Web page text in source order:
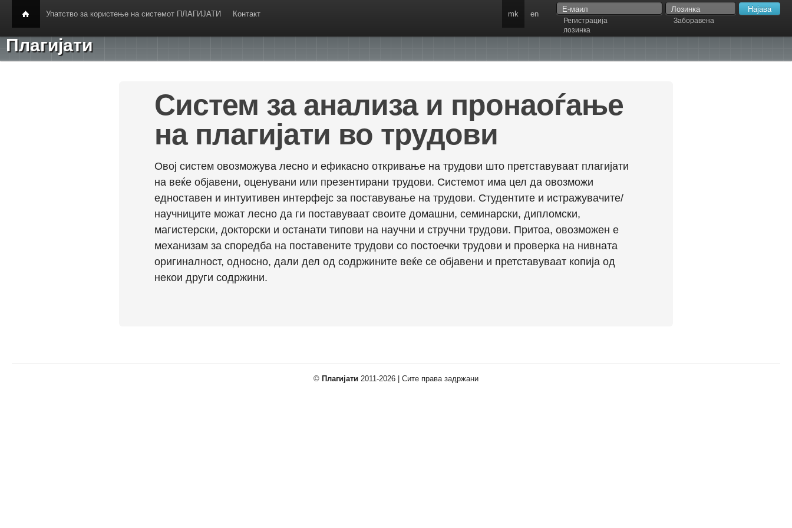
Упатство за користење на системот ПЛАГИЈАТИ Контакт
Регистрација
Заборавена
лозинка
mk en
Плагијати
Систем за анализа и пронаоѓање
на плагијати во трудови
Овој систем овозможува лесно и ефикасно откривање на трудови што претставуваат плагијати
на веќе објавени, оценувани или презентирани трудови. Системот има цел да овозможи
едноставен и интуитивен интерфејс за поставување на трудови. Студентите и истражувачите/
научниците можат лесно да ги поставуваат своите домашни, семинарски, дипломски,
магистерски, докторски и останати типови на научни и стручни трудови. Притоа, овозможен е
механизам за споредба на поставените трудови со постоечки трудови и проверка на нивната
оригиналност, односно, дали дел од содржините веќе се објавени и претставуваат копија од
некои други содржини.
© Плагијати 2011-2026 | Сите права задржани